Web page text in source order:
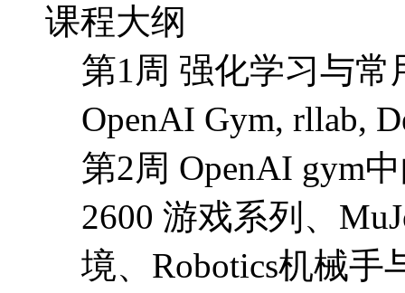
课程大纲
第1周 强化学习与常
OpenAI Gym, rllab,
第2周 OpenAI gym
2600 游戏系列、
境、Robotics机械手